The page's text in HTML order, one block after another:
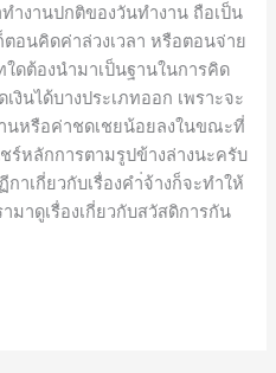
ำงานปกติของวันทำงาน ถือเป็น
อนคิดค่าล่วงเวลา หรือตอนจ่าย
ใดต้องนำมาเป็นฐานในการคิด
งินได้บางประเภทออก เพราะจะ
นหรือค่าชดเชยน้อยลงในขณะที่
หลักการตามรูปข้างล่างนะครับ
าเกี่ยวกับเรื่องคำ่จ้างก็จะทำให้
มาดูเรื่องเกี่ยวกับสวัสดิการกัน